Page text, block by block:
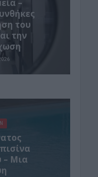
–
του
την
– Μια